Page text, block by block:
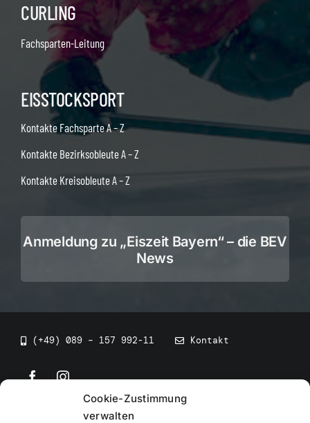
Cookie-Zustimmung
verwalten
CURLING
Fachsparten-Leitung
EISSTOCKSPORT
Kontakte Fachsparte A – Z
Kontakte Bezirksobleute A – Z
Kontakte Kreisobleute A – Z
Anmeldung zu „Eiszeit Bayern“ – die BEV
News
(+49) 089 – 157 992-11 Kontakt
• BEV Bayerischer Eissportverband